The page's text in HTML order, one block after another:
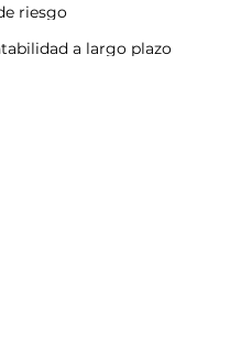
riesgo
a largo plazo